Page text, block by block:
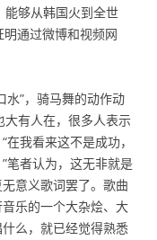
能够从韩国火到全世
通过微博和视频网
水”，骑马舞的动作动
有人在，很多人表示
我看来这不是成功，
笔者认为，这无非就是
意义歌词罢了。歌曲
乐的一个大杂烩、大
么，就已经觉得熟悉